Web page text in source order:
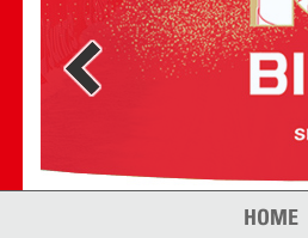
HOME